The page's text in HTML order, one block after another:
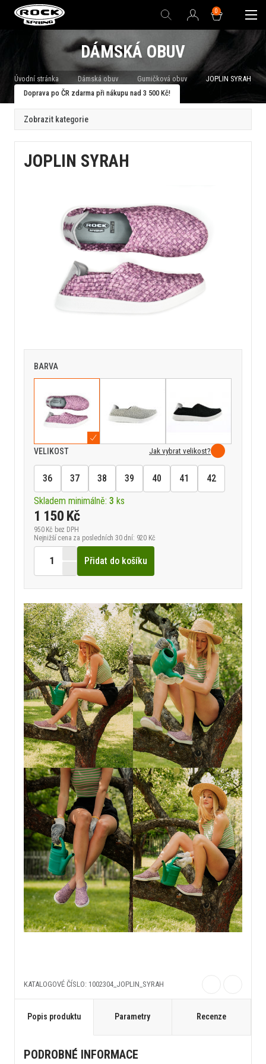
0
DÁMSKÁ OBUV
Úvodní stránka Dámská obuv Gumičková obuv
JOPLIN SYRAH
Doprava po ČR zdarma při nákupu nad 3 500 Kč!
JOPLIN SYRAH
BARVA
VELIKOST Jak vybrat velikost?
36 37 38 39 40 41
42
Skladem minimálně: 3 ks
1 150 Kč
950 Kč bez DPH
Nejnižší cena za posledních 30 dní: 920 Kč
Přidat do košíku
KATALOGOVÉ ČÍSLO: 1002304_JOPLIN_SYRAH
Popis produktu Parametry Recenze
PODROBNÉ INFORMACE
Zobrazit kategorie